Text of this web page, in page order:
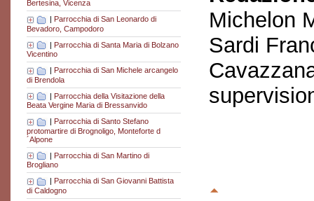
Bertesina, Vicenza
| Parrocchia di San Leonardo di
Bevadoro, Campodoro
| Parrocchia di Santa Maria di Bolzano
Vicentino
| Parrocchia di San Michele arcangelo
di Brendola
| Parrocchia della Visitazione della
Beata Vergine Maria di Bressanvido
| Parrocchia di Santo Stefano
protomartire di Brognoligo, Monteforte d
´Alpone
| Parrocchia di San Martino di
Brogliano
Parrocchia di San Giovanni Battista
di Caldogno
Michelon
Sardi